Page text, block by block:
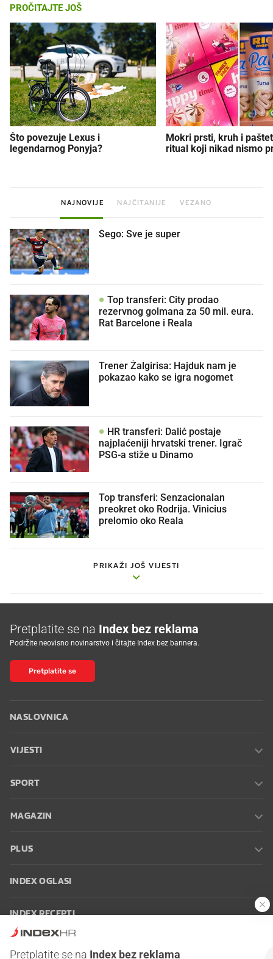
PROČITAJTE JOŠ
Što povezuje Lexus i
legendarnog Ponyja?
Mokri prsti, kruh i
ritual koji nikad nismo
NAJNOVIJE NAJČITANIJE VEZANO
Šego: Sve je super
Top transferi: City prodao
rezervnog golmana za 50 mil. eura.
Rat Barcelone i Reala
Trener Žalgirisa: Hajduk nam je
pokazao kako se igra nogomet
HR transferi: Dalić postaje
najplaćeniji hrvatski trener. Igrač
PSG-a stiže u Dinamo
Top transferi: Senzacionalan
preokret oko Rodrija. Vinicius
prelomio oko Reala
PRIKAŽI JOŠ VIJESTI
Pretplatite se na Index bez reklama
Podržite neovisno novinarstvo i čitajte Index bez bannera.
Pretplatite se
NASLOVNICA
VIJESTI
SPORT
MAGAZIN
PLUS
INDEX OGLASI
INDEX RECEPTI
Pretplatite se na Index bez reklama